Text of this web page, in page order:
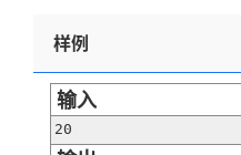
样例
输入
20